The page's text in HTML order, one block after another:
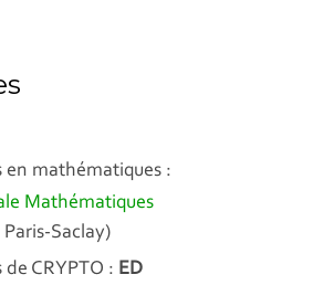
en mathématiques :
Mathématiques
Saclay)
CRYPTO : ED